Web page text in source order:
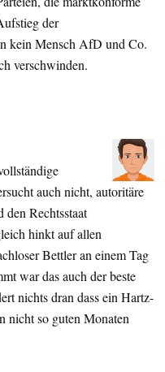
der
kein Mensch AfD und Co.
verschwinden.
auch nicht, autoritäre
Rechtsstaat
hinkt auf allen
Bettler an einem Tag
war das auch der beste
nichts dran dass ein Hartz-
nicht so guten Monaten